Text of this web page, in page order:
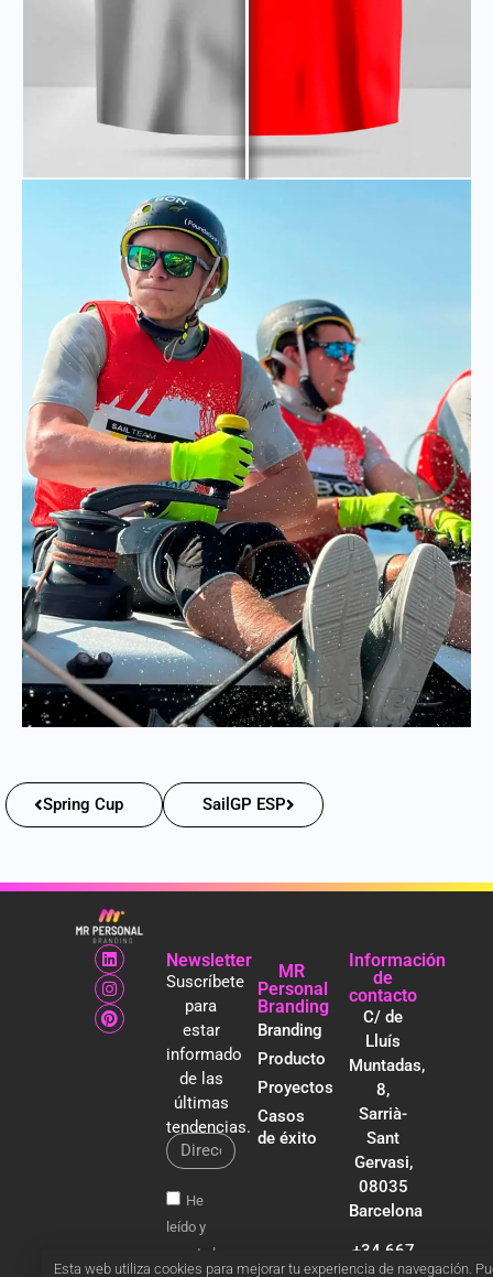
Spring Cup SailGP ESP
Newsletter
Suscríbete
para
estar
informado
de las
últimas
tendencias.
He
leído y
acepto la
MR
Personal
Branding
Branding
Producto
Proyectos
Casos
de éxito
Información
de
contacto
C/ de
Lluís
Muntadas,
8,
Sarrià-
Sant
Gervasi,
08035
Barcelona
+34 667
Esta web utiliza cookies para mejorar tu experiencia de navegación.